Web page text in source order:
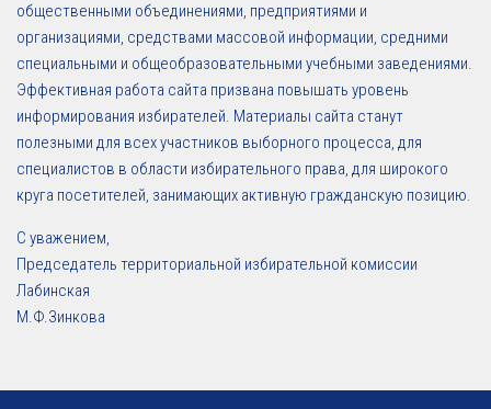
общественными объединениями, предприятиями и
организациями, средствами массовой информации, средними
специальными и общеобразовательными учебными заведениями.
Эффективная работа сайта призвана повышать уровень
информирования избирателей. Материалы сайта станут
полезными для всех участников выборного процесса, для
специалистов в области избирательного права, для широкого
круга посетителей, занимающих активную гражданскую позицию.
С уважением,
Председатель территориальной избирательной комиссии
Лабинская
М.Ф.Зинкова